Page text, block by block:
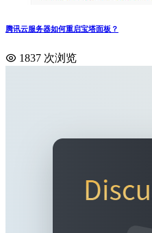
腾讯云服务器如何重启宝塔面板？
1837 次浏览